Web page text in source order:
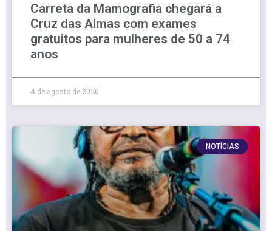
Carreta da Mamografia chegará a
Cruz das Almas com exames
gratuitos para mulheres de 50 a 74
anos
4 de agosto de 2026
NOTÍCIAS